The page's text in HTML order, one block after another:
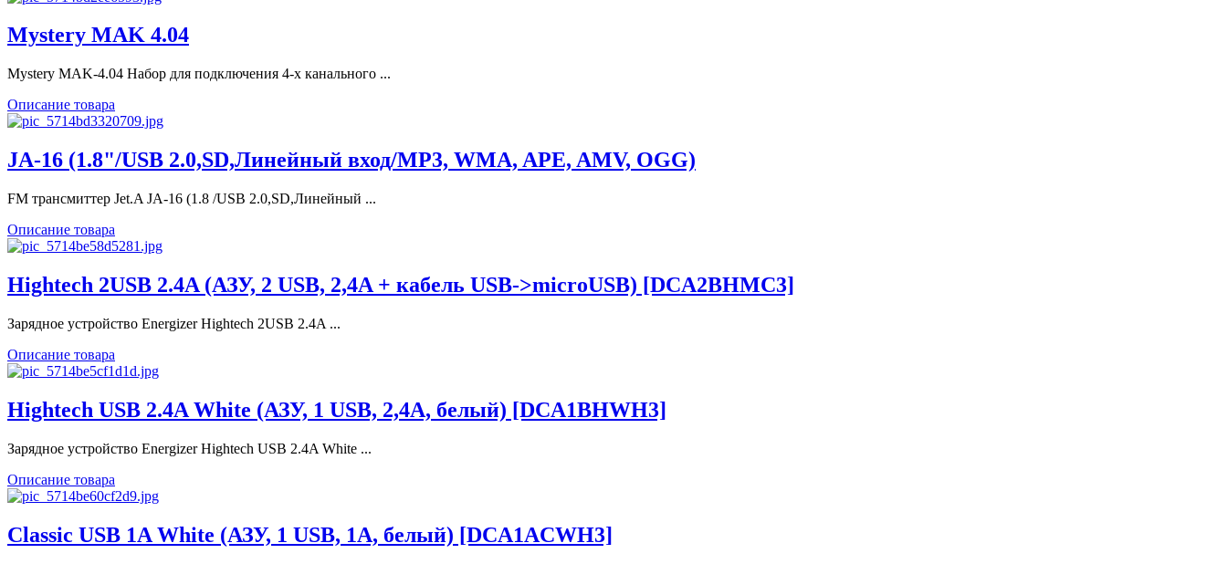
Mystery MAK 4.04
Mystery MAK-4.04 Набор для подключения 4-х канального ...
Описание товара
JA-16 (1.8"/USB 2.0,SD,Линейный вход/MP3, WMA, APE, AMV, OGG)
FM трансмиттер Jet.A JA-16 (1.8 /USB 2.0,SD,Линейный ...
Описание товара
Hightech 2USB 2.4A (АЗУ, 2 USB, 2,4A + кабель USB->microUSB) [DCA2BHMC3]
Зарядное устройство Energizer Hightech 2USB 2.4A ...
Описание товара
Hightech USB 2.4A White (АЗУ, 1 USB, 2,4A, белый) [DCA1BHWH3]
Зарядное устройство Energizer Hightech USB 2.4A White ...
Описание товара
Classic USB 1A White (АЗУ, 1 USB, 1A, белый) [DCA1ACWH3]